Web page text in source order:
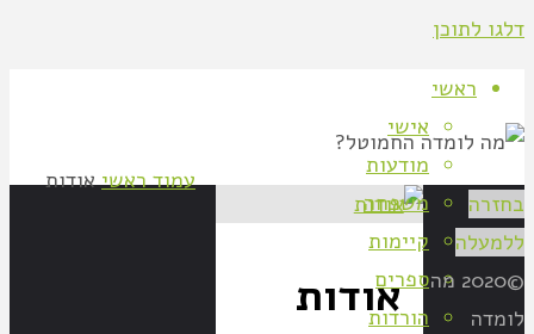
דלגו לתוכן
ראשי
אישי
מודעות
משפחה
קיימות
ספרים
הורדות
עמוד ראשי אודות
אודות
בחזרה
ללמעלה
©2020 מה
לומדה